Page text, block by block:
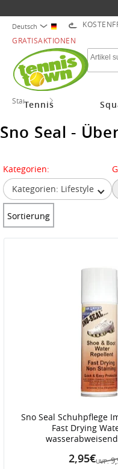
Deutsch
GRATISAKTIONEN
Tennis
Startseite
Sno Seal -
Kategorien:
Kategorien: Lifestyle
Sortierung
Sno Seal Schuhpflege
Fast Drying
UVP:
2,95€